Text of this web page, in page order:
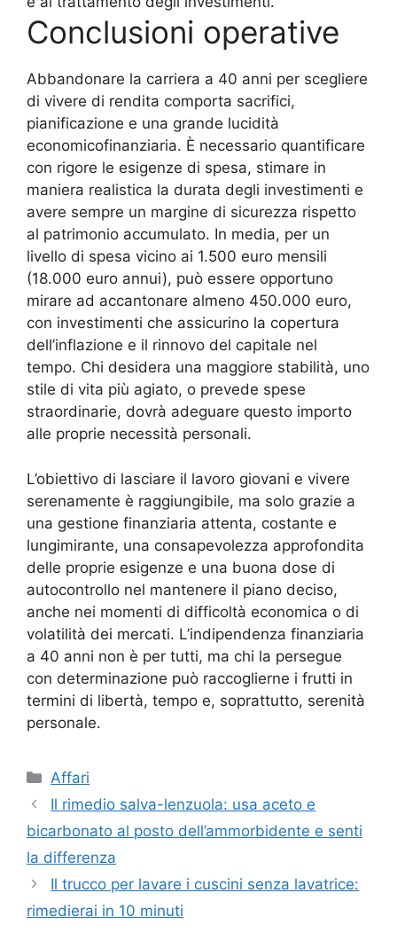
Conclusioni operative
Abbandonare la carriera a 40 anni per scegliere
di vivere di rendita comporta sacrifici,
pianificazione e una grande lucidità
economicofinanziaria. È necessario quantificare
con rigore le esigenze di spesa, stimare in
maniera realistica la durata degli investimenti e
avere sempre un margine di sicurezza rispetto
al patrimonio accumulato. In media, per un
livello di spesa vicino ai 1.500 euro mensili
(18.000 euro annui), può essere opportuno
mirare ad accantonare almeno 450.000 euro,
con investimenti che assicurino la copertura
dell’inflazione e il rinnovo del capitale nel
tempo. Chi desidera una maggiore stabilità, uno
stile di vita più agiato, o prevede spese
straordinarie, dovrà adeguare questo importo
alle proprie necessità personali.
L’obiettivo di lasciare il lavoro giovani e vivere
serenamente è raggiungibile, ma solo grazie a
una gestione finanziaria attenta, costante e
lungimirante, una consapevolezza approfondita
delle proprie esigenze e una buona dose di
autocontrollo nel mantenere il piano deciso,
anche nei momenti di difficoltà economica o di
volatilità dei mercati. L’indipendenza finanziaria
a 40 anni non è per tutti, ma chi la persegue
con determinazione può raccoglierne i frutti in
termini di libertà, tempo e, soprattutto, serenità
personale.
Categorie
Affari
Il rimedio salva-lenzuola: usa aceto e
bicarbonato al posto dell’ammorbidente e senti
la differenza
Il trucco per lavare i cuscini senza lavatrice:
rimedierai in 10 minuti